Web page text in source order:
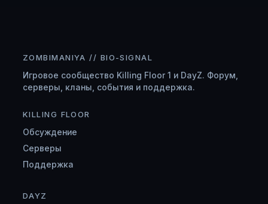
ZOMBIMANIYA // BIO-SIGNAL
Игровое сообщество Killing Floor 1 и DayZ. Форум,
серверы, кланы, события и поддержка.
KILLING FLOOR
Обсуждение
Серверы
Поддержка
DAYZ